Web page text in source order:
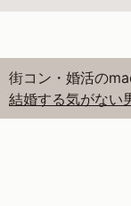
街コン・婚活の
結婚する気がない